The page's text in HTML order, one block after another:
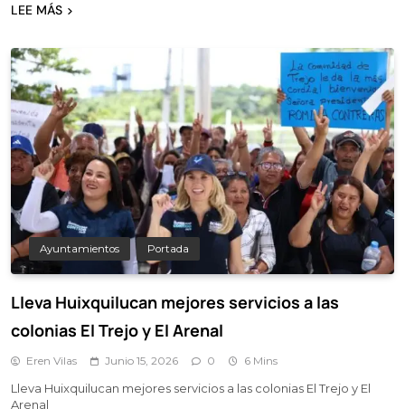
LEE MÁS
Ayuntamientos Portada
Lleva Huixquilucan mejores servicios a las
colonias El Trejo y El Arenal
Eren Vilas Junio 15, 2026 0 6 Mins
Lleva Huixquilucan mejores servicios a las colonias El Trejo y El
Arenal